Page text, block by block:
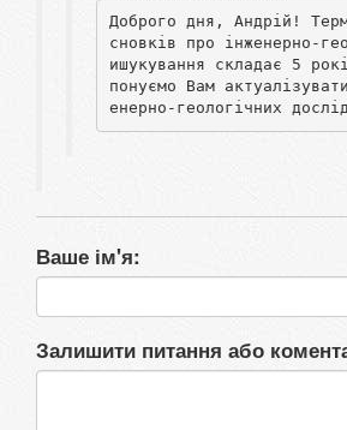
Доброго дня, Андрій!
сновків про інженерно-
ишукування складає 5
понуємо Вам
енерно-геологічних
Ваше ім'я:
Залишити питання або